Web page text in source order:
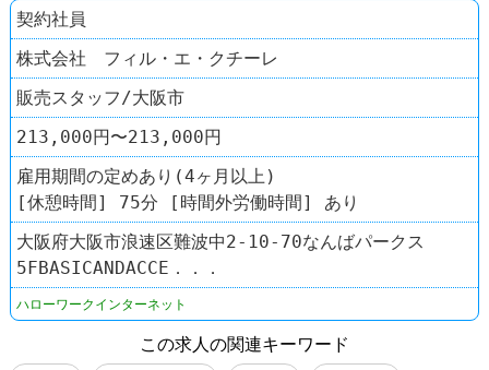
契約社員
株式会社 フィル・エ・クチーレ
販売スタッフ/大阪市
213,000円〜213,000円
雇用期間の定めあり(4ヶ月以上)
[休憩時間] 75分 [時間外労働時間] あり
大阪府大阪市浪速区難波中2-10-70なんばパークス
5FBASICANDACCE．．．
ハローワークインターネット
この求人の関連キーワード